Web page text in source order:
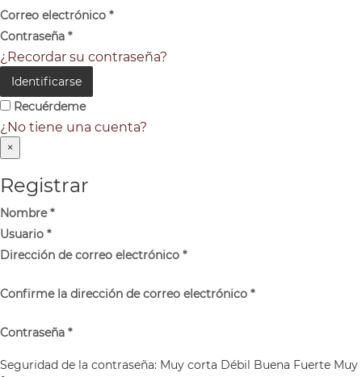
Correo electrónico *
Contraseña *
¿Recordar su contraseña?
Identificarse
Recuérdeme
¿No tiene una cuenta?
×
Registrar
Nombre*
Usuario *
Dirección de correo electrónico *
Confirme la dirección de correo electrónico *
Contraseña *
Seguridad de la contraseña: Muy corta Débil Buena Fuerte Muy